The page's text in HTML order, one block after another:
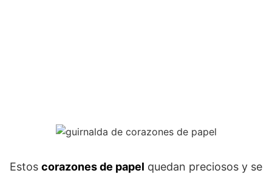
Estos corazones de papel quedan preciosos y se